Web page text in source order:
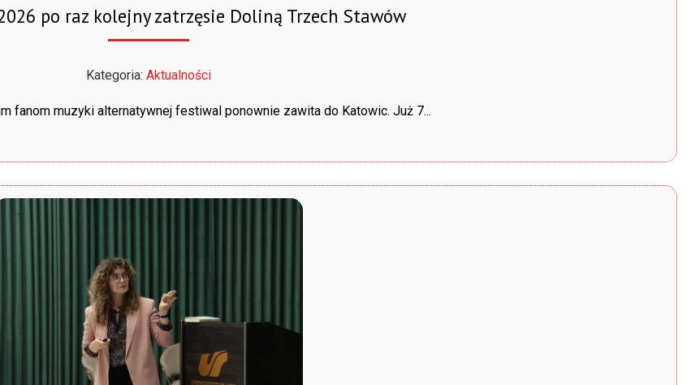
po raz kolejny zatrzęsie Doliną Trzech Stawów
Kategoria: Aktualności
fanom muzyki alternatywnej festiwal ponownie zawita do Katowic. Już 7...